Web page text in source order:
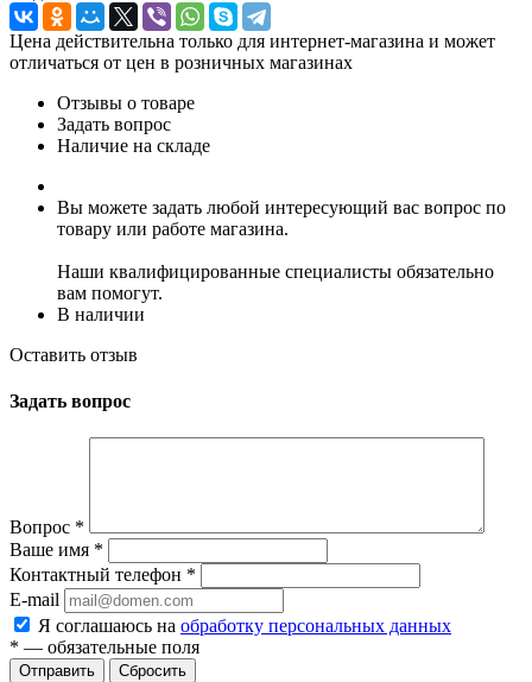
Цена действительна только для интернет-магазина и может
отличаться от цен в розничных магазинах
Отзывы о товаре
Задать вопрос
Наличие на складе
Вы можете задать любой интересующий вас вопрос по
товару или работе магазина.
Наши квалифицированные специалисты обязательно
вам помогут.
В наличии
Оставить отзыв
Задать вопрос
Вопрос *
Ваше имя *
Контактный телефон *
E-mail
Я соглашаюсь на обработку персональных данных
* — обязательные поля
Сбросить